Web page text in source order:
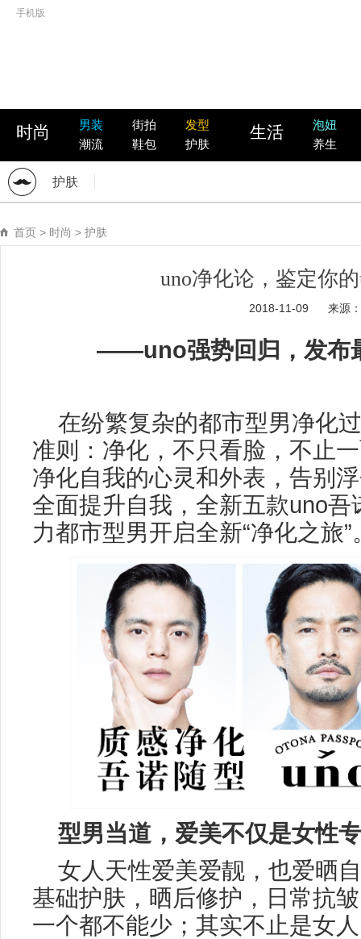
手机版
时尚 男装 街拍
发型
潮流
鞋包 护肤
生活
泡妞
养生
护肤
首页 > 时尚 > 护肤
uno净化论，鉴定你
2018-11-09 来源
——uno强势回归，发布
在纷繁复杂的都市型男净化
准则：净化，不只看脸，不止
净化自我的心灵和外表，告别
全面提升自我，全新五款uno
力都市型男开启全新“净化之旅”
型男当道， 爱美不仅是女性
女人天性爱美爱靓，也爱晒
基础护肤，晒后修护，日常抗
一个都不能少；其实不止是女